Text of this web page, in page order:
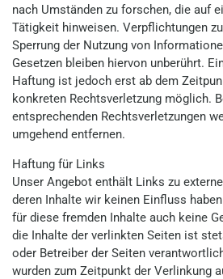
nach Umständen zu forschen, die auf
Tätigkeit hinweisen. Verpflichtungen
Sperrung der Nutzung von
Gesetzen bleiben hiervon unberührt.
Haftung ist jedoch erst ab dem
konkreten Rechtsverletzung möglich.
entsprechenden Rechtsverletzungen
umgehend entfernen.
Haftung für Links
Unser Angebot enthält Links zu
deren Inhalte wir keinen Einfluss
für diese fremden Inhalte auch keine
die Inhalte der verlinkten Seiten ist
oder Betreiber der Seiten
wurden zum Zeitpunkt der Verlinkung